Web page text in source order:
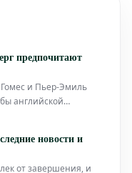
предпочитают
и Пьер-Эмиль
английской
видят свое
новости и
от завершения, и